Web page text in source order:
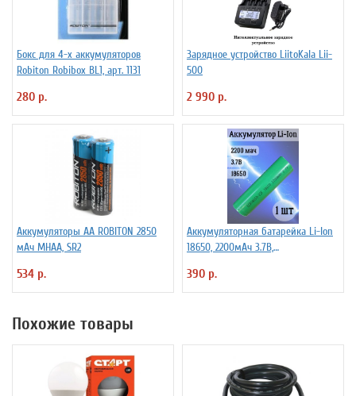
Бокс для 4-х аккумуляторов
Robiton Robibox BL1, арт. 1131
280 р.
Зарядное устройство LiitoKala Lii-
500
2 990 р.
Аккумуляторы АА ROBITON 2850
мАч MHAA, SR2
534 р.
Аккумуляторная батарейка Li-Ion
18650, 2200мАч 3.7В,
390 р.
Похожие товары